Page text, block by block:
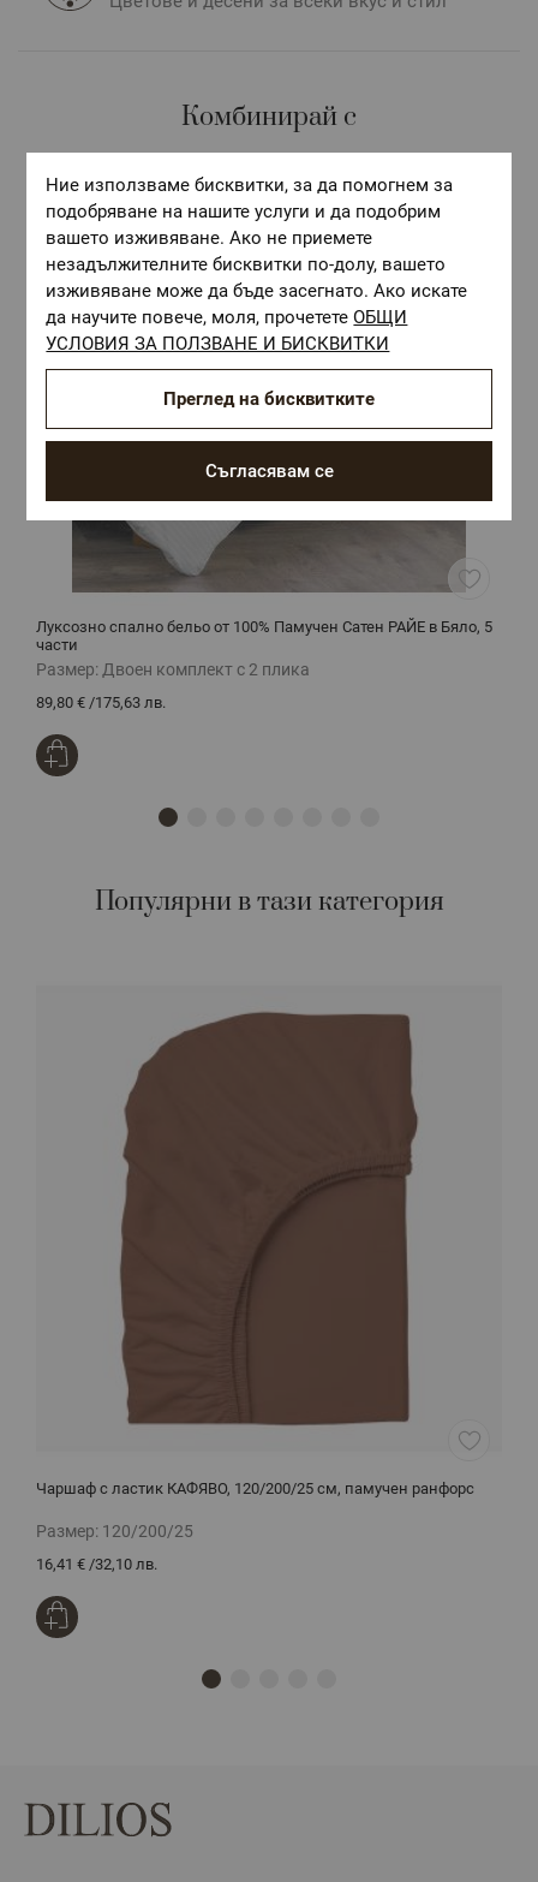
Комбинирай с
Луксозно спално бельо от 100% Памучен Сатен РАЙЕ в Бяло, 5
части
Размер: Двоен комплект с 2 плика
89,80 € /175,63 лв.
Популярни в тази категория
Чаршаф с ластик КАФЯВО, 120/200/25 см, памучен ранфорс
Размер: 120/200/25
16,41 € /32,10 лв.
Ние използваме бисквитки, за да помогнем за
подобряване на нашите услуги и да подобрим
вашето изживяване. Ако не приемете
незадължителните бисквитки по-долу, вашето
изживяване може да бъде засегнато. Ако искате
да научите повече, моля, прочететеОБЩИ
УСЛОВИЯ ЗА ПОЛЗВАНЕ И БИСКВИТКИ
Съгласявам се
Преглед на бисквитките